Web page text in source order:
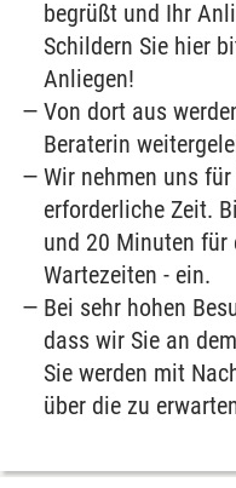
begrüßt und Ihr
Schildern Sie hier
Anliegen!
Von dort aus
Beraterin
Wir nehmen uns
erforderliche Zeit.
und 20 Minuten für
Wartezeiten - ein.
Bei sehr hohen
dass wir Sie an
Sie werden mit
über die zu